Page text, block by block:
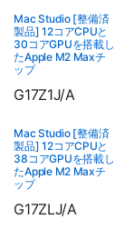
Mac Studio [整備済
製品] 12コアCPUと
30コアGPUを搭載し
たApple M2 Maxチ
ップ
G17Z1J/A
Mac Studio [整備済
製品] 12コアCPUと
38コアGPUを搭載し
たApple M2 Maxチ
ップ
G17ZLJ/A